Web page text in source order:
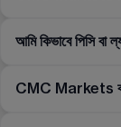
আমি কিভাবে পিসি বা
CMC Markets